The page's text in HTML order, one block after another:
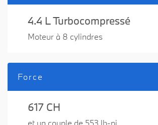
4.4 L Turbocompressé
Moteur à 8 cylindres
Force
617 CH